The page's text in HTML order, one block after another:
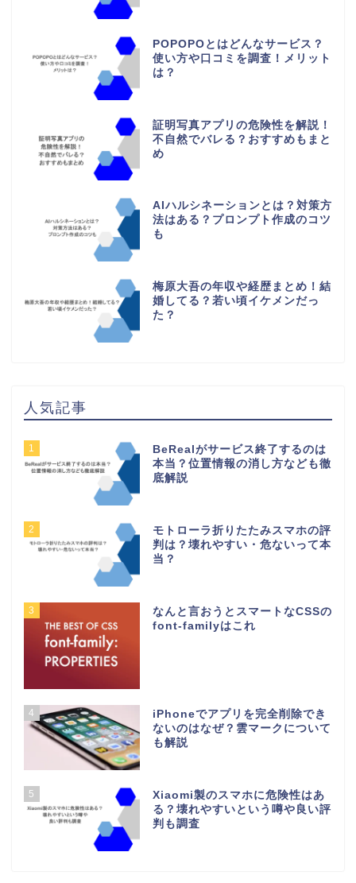
POPOPOとはどんなサービス？
使い方や口コミを調査！メリット
は？
証明写真アプリの危険性を解説！
不自然でバレる？おすすめもまと
め
AIハルシネーションとは？対策方
法はある？プロンプト作成のコツ
も
梅原大吾の年収や経歴まとめ！結
婚してる？若い頃イケメンだっ
た？
人気記事
1
BeRealがサービス終了するのは
本当？位置情報の消し方なども徹
底解説
2
モトローラ折りたたみスマホの評
判は？壊れやすい・危ないって本
当？
3
なんと言おうとスマートなCSSの
font-familyはこれ
4
iPhoneでアプリを完全削除でき
ないのはなぜ？雲マークについて
も解説
5
Xiaomi製のスマホに危険性はあ
る？壊れやすいという噂や良い評
判も調査